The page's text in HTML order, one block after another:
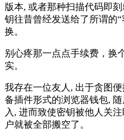
版本, 或者那种扫描代码即
钥往昔曾经发送给了所谓的
换。
别心疼那一点点手续费，换
实。
我存在一位友人, 出于贪图
备插件形式的浏览器钱包,
入, 进而致使密钥被他人关
户就被全部搬空了。